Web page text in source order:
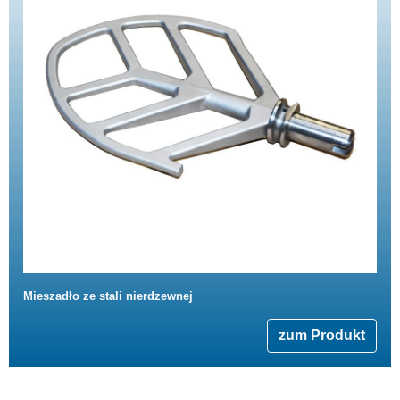
Mieszadło ze stali nierdzewnej
zum Produkt